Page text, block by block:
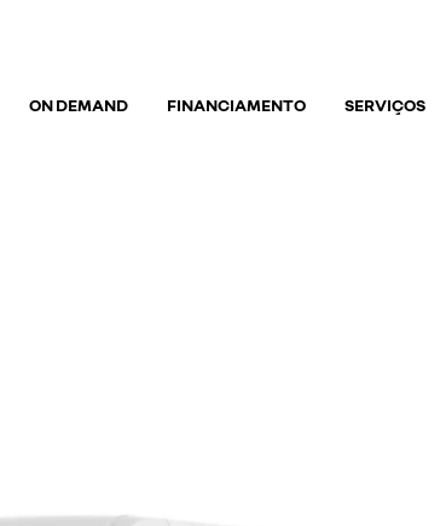
ON DEMAND FINANCIAMENTO SERVIÇOS